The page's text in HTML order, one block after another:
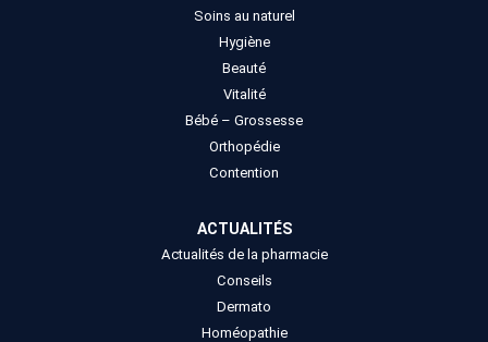
Soins au naturel
Hygiène
Beauté
Vitalité
Bébé – Grossesse
Orthopédie
Contention
ACTUALITÉS
Actualités de la pharmacie
Conseils
Dermato
Homéopathie